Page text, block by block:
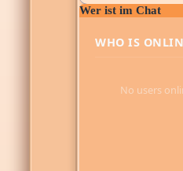
Wer ist im Chat